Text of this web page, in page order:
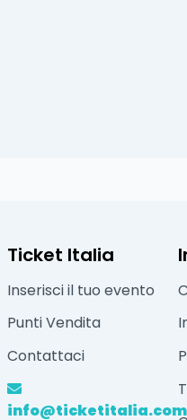
Ticket Italia
Inserisci il tuo evento
Punti Vendita
Contattaci
info@ticketitalia.com